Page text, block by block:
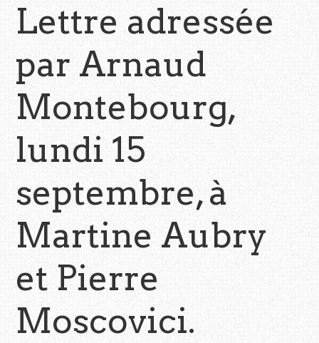
Lettre adressée
par Arnaud
Montebourg,
lundi 15
septembre, à
Martine Aubry
et Pierre
Moscovici.